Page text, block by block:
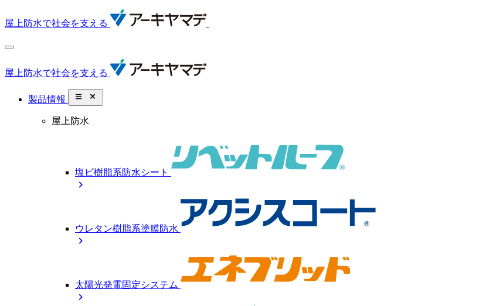
屋上防水で社会を支える
屋上防水で社会を支える
製品情報 close_small
屋上防水
塩ビ樹脂系防水シート
chevron_right
ウレタン樹脂系塗膜防水
chevron_right
太陽光発電固定システム
chevron_right